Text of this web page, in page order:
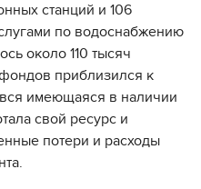
станций и 106
по водоснабжению
около 110 тысяч
приблизился к
имеющаяся в наличии
свой ресурс и
потери и расходы